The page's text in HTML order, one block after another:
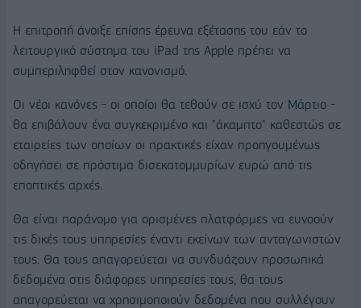
Η επιτροπή άνοιξε επίσης έρευνα εξέτασης του εάν το
λειτουργικό σύστημα του iPad της Apple πρέπει να
συμπεριληφθεί στον κανονισμό.
Οι νέοι κανόνες - οι οποίοι θα τεθούν σε ισχύ τον Μάρτιο -
θα επιβάλουν ένα συγκεκριμένο και "άκαμπτο" καθεστώς σε
εταιρείες των οποίων οι πρακτικές είχαν προηγουμένως
οδηγήσει σε πρόστιμα δισεκατομμυρίων ευρώ από τις
εποπτικές αρχές.
Θα είναι παράνομο για ορισμένες πλατφόρμες να ευνοούν
τις δικές τους υπηρεσίες έναντι εκείνων των ανταγωνιστών
τους. Θα τους απαγορεύεται να συνδυάζουν προσωπικά
δεδομένα στις διάφορες υπηρεσίες τους, θα τους
απαγορεύεται να χρησιμοποιούν δεδομένα που συλλέγουν